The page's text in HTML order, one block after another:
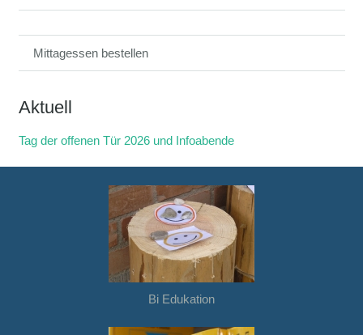
Mittagessen bestellen
Aktuell
Tag der offenen Tür 2026 und Infoabende
Bi Edukation